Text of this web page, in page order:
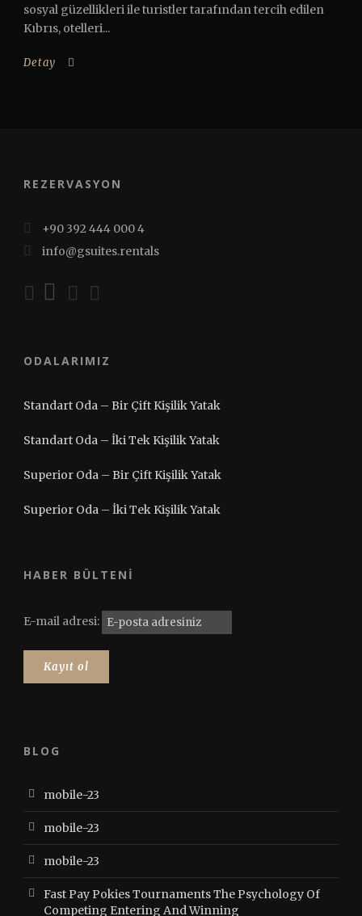
sosyal güzellikleri ile turistler tarafından tercih edilen
Kıbrıs, otelleri...
Detay
REZERVASYON
+90 392 444 000 4
info@gsuites.rentals
ODALARIMIZ
Standart Oda – Bir Çift Kişilik Yatak
Standart Oda – İki Tek Kişilik Yatak
Superior Oda – Bir Çift Kişilik Yatak
Superior Oda – İki Tek Kişilik Yatak
HABER BÜLTENI
E-mail adresi:
BLOG
mobile-23
mobile-23
mobile-23
Fast Pay Pokies Tournaments The Psychology Of
Competing Entering And Winning